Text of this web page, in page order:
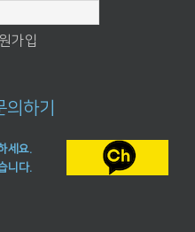
가입
하기
세요.
니다.